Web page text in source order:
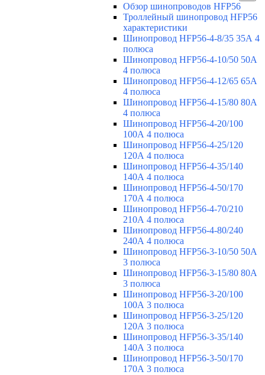
Обзор шинопроводов HFP56
Троллейный шинопровод HFP56
характеристики
Шинопровод HFP56-4-8/35 35А 4
полюса
Шинопровод HFP56-4-10/50 50А
4 полюса
Шинопровод HFP56-4-12/65 65А
4 полюса
Шинопровод HFP56-4-15/80 80А
4 полюса
Шинопровод HFP56-4-20/100
100А 4 полюса
Шинопровод HFP56-4-25/120
120А 4 полюса
Шинопровод HFP56-4-35/140
140А 4 полюса
Шинопровод HFP56-4-50/170
170А 4 полюса
Шинопровод HFP56-4-70/210
210А 4 полюса
Шинопровод HFP56-4-80/240
240А 4 полюса
Шинопровод HFP56-3-10/50 50А
3 полюса
Шинопровод HFP56-3-15/80 80А
3 полюса
Шинопровод HFP56-3-20/100
100А 3 полюса
Шинопровод HFP56-3-25/120
120А 3 полюса
Шинопровод HFP56-3-35/140
140А 3 полюса
Шинопровод HFP56-3-50/170
170А 3 полюса